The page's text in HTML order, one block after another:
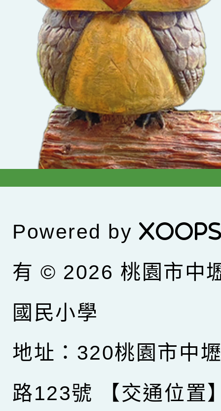
Powered by
有 © 2026 桃園市中
國民小學
地址：320桃園市中
路123號
【交通位置